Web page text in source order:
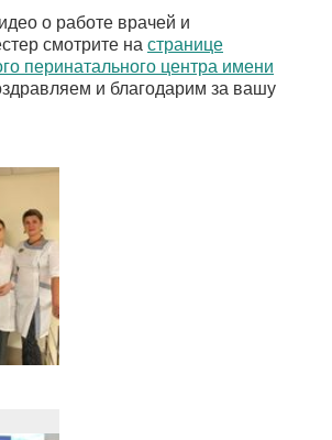
о работе врачей и
смотрите на странице
перинатального центра имени
и благодарим за вашу